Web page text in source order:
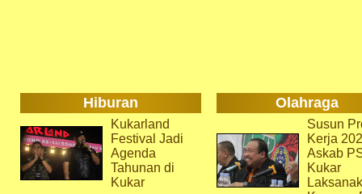
Hiburan Olahraga
Kukarland
Festival Jadi
Agenda
Tahunan di
Kukar
Susun
Kerja
Askab
Kukar